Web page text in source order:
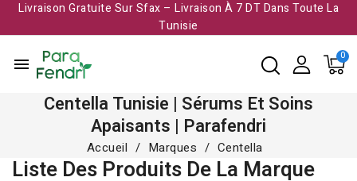
Livraison Gratuite Sur Sfax – Livraison À 7 DT Dans Toute La
Tunisie​
menu
Centella Tunisie | Sérums Et Soins
Apaisants | Parafendri
Accueil Marques Centella
Liste Des Produits De La Marque